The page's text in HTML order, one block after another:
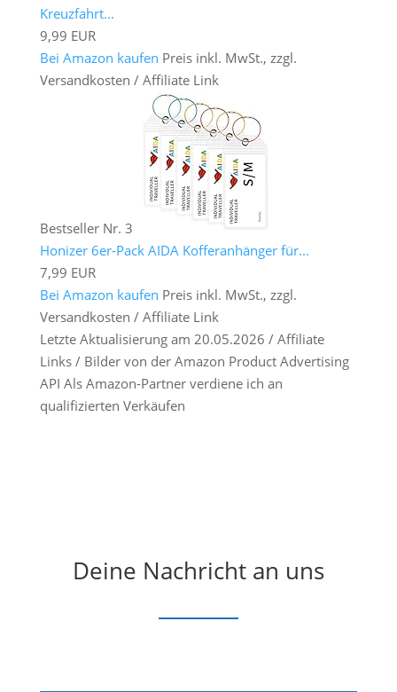
Kreuzfahrt...
9,99 EUR
Bei Amazon kaufen Preis inkl. MwSt., zzgl.
Versandkosten / Affiliate Link
Bestseller Nr. 3
Honizer 6er-Pack AIDA Kofferanhänger für...
7,99 EUR
Bei Amazon kaufen Preis inkl. MwSt., zzgl.
Versandkosten / Affiliate Link
Letzte Aktualisierung am 20.05.2026 / Affiliate
Links / Bilder von der Amazon Product Advertising
API Als Amazon-Partner verdiene ich an
qualifizierten Verkäufen
Deine Nachricht an uns